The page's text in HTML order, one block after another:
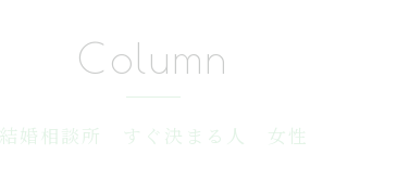
Column
結婚相談所 すぐ決まる人 女性